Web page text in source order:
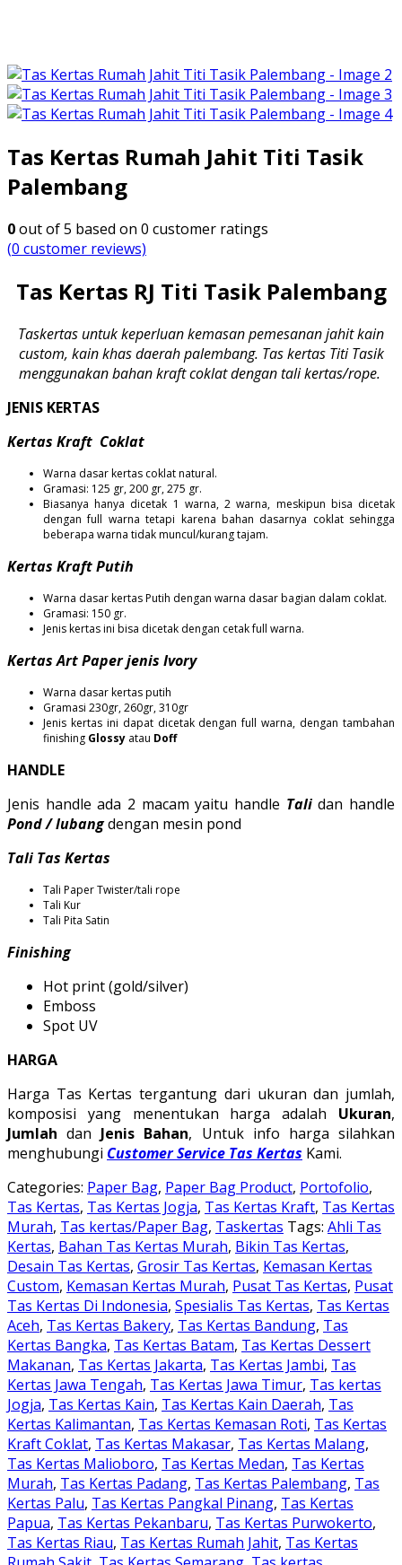
Tas Kertas Rumah Jahit Titi Tasik
Palembang
0out of5 based on 0 customer ratings
(0 customer reviews)
Tas Kertas RJ Titi Tasik Palembang
Taskertas untuk keperluan kemasan pemesanan jahit kain
custom, kain khas daerah palembang. Tas kertas Titi Tasik
menggunakan bahan kraft coklat dengan tali kertas/rope.
JENIS KERTAS
Kertas Kraft Coklat
Warna dasar kertas coklat natural.
Gramasi: 125 gr, 200 gr, 275 gr.
Biasanya hanya dicetak 1 warna, 2 warna, meskipun bisa dicetak
dengan full warna tetapi karena bahan dasarnya coklat sehingga
beberapa warna tidak muncul/kurang tajam.
Kertas Kraft Putih
Warna dasar kertas Putih dengan warna dasar bagian dalam coklat.
Gramasi: 150 gr.
Jenis kertas ini bisa dicetak dengan cetak full warna.
Kertas Art Paper jenis Ivory
Warna dasar kertas putih
Gramasi 230gr, 260gr, 310gr
Jenis kertas ini dapat dicetak dengan full warna, dengan tambahan
finishing Glossy atau Doff
HANDLE
Jenis handle ada 2 macam yaitu handle Talidan handle
Pond / lubangdengan mesin pond
Tali Tas Kertas
Tali Paper Twister/tali rope
Tali Kur
Tali Pita Satin
Finishing
Hot print (gold/silver)
Emboss
Spot UV
HARGA
Harga Tas Kertas tergantung dari ukuran dan jumlah,
komposisi yang menentukan harga adalah Ukuran,
Jumlah dan Jenis Bahan, Untuk info harga silahkan
menghubungi Customer Service Tas Kertas Kami.
Categories: Paper Bag, Paper Bag Product, Portofolio,
Tas Kertas, Tas Kertas Jogja, Tas Kertas Kraft, Tas Kertas
Murah, Tas kertas/Paper Bag, Taskertas Tags: Ahli Tas
Kertas, Bahan Tas Kertas Murah, Bikin Tas Kertas,
Desain Tas Kertas, Grosir Tas Kertas, Kemasan Kertas
Custom, Kemasan Kertas Murah, Pusat Tas Kertas, Pusat
Tas Kertas Di Indonesia, Spesialis Tas Kertas, Tas Kertas
Aceh, Tas Kertas Bakery, Tas Kertas Bandung, Tas
Kertas Bangka, Tas Kertas Batam, Tas Kertas Dessert
Makanan, Tas Kertas Jakarta, Tas Kertas Jambi, Tas
Kertas Jawa Tengah, Tas Kertas Jawa Timur, Tas kertas
Jogja, Tas Kertas Kain, Tas Kertas Kain Daerah, Tas
Kertas Kalimantan, Tas Kertas Kemasan Roti, Tas Kertas
Kraft Coklat, Tas Kertas Makasar, Tas Kertas Malang,
Tas Kertas Malioboro, Tas Kertas Medan, Tas Kertas
Murah, Tas Kertas Padang, Tas Kertas Palembang, Tas
Kertas Palu, Tas Kertas Pangkal Pinang, Tas Kertas
Papua, Tas Kertas Pekanbaru, Tas Kertas Purwokerto,
Tas Kertas Riau, Tas Kertas Rumah Jahit, Tas Kertas